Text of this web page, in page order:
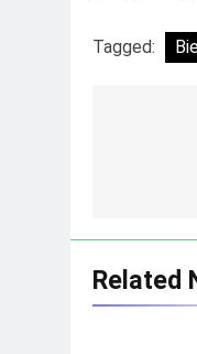
Tagged:
Related